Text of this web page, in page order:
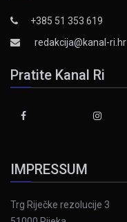
+385 51 353 619
redakcija@kanal-ri.hr
Pratite Kanal Ri
IMPRESSUM
Trg Riječke rezolucije 3